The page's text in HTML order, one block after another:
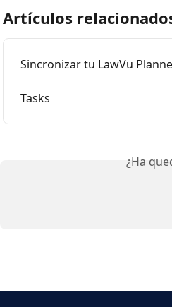
Artículos
Sincronizar tu LawVu
Tasks
¿Ha